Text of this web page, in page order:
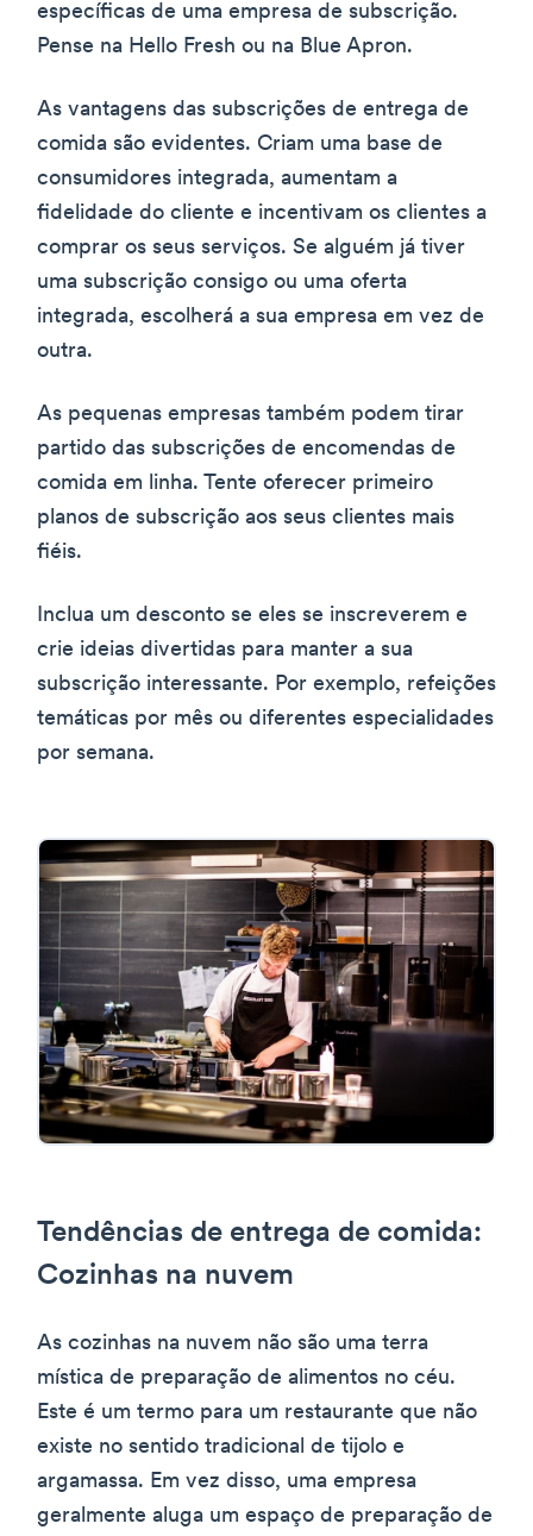
específicas de uma empresa de subscrição.
Pense na Hello Fresh ou na Blue Apron.
As vantagens das subscrições de entrega de
comida são evidentes. Criam uma base de
consumidores integrada, aumentam a
fidelidade do cliente e incentivam os clientes a
comprar os seus serviços. Se alguém já tiver
uma subscrição consigo ou uma oferta
integrada, escolherá a sua empresa em vez de
outra.
As pequenas empresas também podem tirar
partido das subscrições de encomendas de
comida em linha. Tente oferecer primeiro
planos de subscrição aos seus clientes mais
fiéis.
Inclua um desconto se eles se inscreverem e
crie ideias divertidas para manter a sua
subscrição interessante. Por exemplo, refeições
temáticas por mês ou diferentes especialidades
por semana.
Tendências de entrega de comida:
Cozinhas na nuvem
As cozinhas na nuvem não são uma terra
mística de preparação de alimentos no céu.
Este é um termo para um restaurante que não
existe no sentido tradicional de tijolo e
argamassa. Em vez disso, uma empresa
geralmente aluga um espaço de preparação de